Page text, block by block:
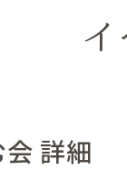
詳細